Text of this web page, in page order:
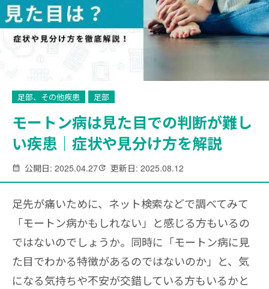
足部、その他疾患 足部
モートン病は見た目での判断が難し
い疾患｜症状や見分け方を解説
公開日: 2025.04.27 更新日: 2025.08.12
足先が痛いために、ネット検索などで調べてみて
「モートン病かもしれない」と感じる方もいるの
ではないのでしょうか。同時に「モートン病に見
た目でわかる特徴があるのではないのか」と、気
になる気持ちや不安が交錯している方もいるかと